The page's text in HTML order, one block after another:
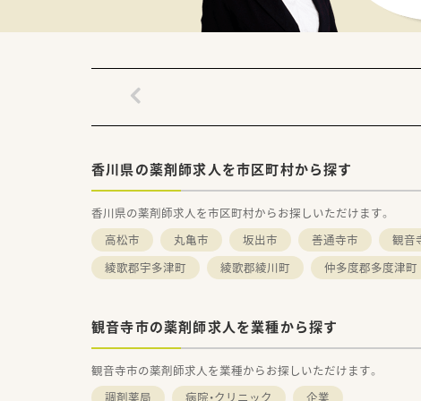
■県外からの転入者には月額6万
■年1回の昇給や年間5ヶ月分の賞
香川県の薬剤師求人を市区町村から探す
香川県の薬剤師求人を市区町村からお探しいただけます。
高松市
丸亀市 坂出市 善通寺市 観音
綾歌郡宇多津町
綾歌郡綾川町 仲多度郡多度津町
観音寺市の薬剤師求人を業種から探す
観音寺市の薬剤師求人を業種からお探しいただけます。
調剤薬局
病院・クリニック 企業